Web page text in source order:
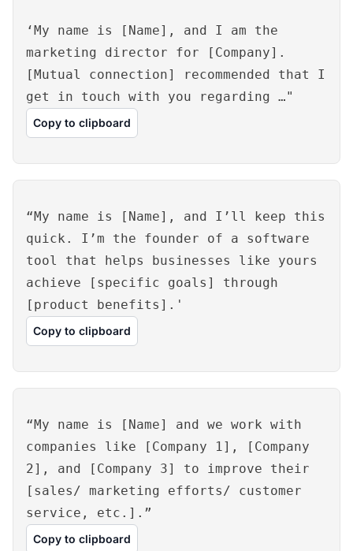
‘My name is [Name], and I am the
marketing director for [Company].
[Mutual connection] recommended that I
get in touch with you regarding …"
Copy to clipboard
“My name is [Name], and I’ll keep this
quick. I’m the founder of a software
tool that helps businesses like yours
achieve [specific goals] through
[product benefits].'
Copy to clipboard
“My name is [Name] and we work with
companies like [Company 1], [Company
2], and [Company 3] to improve their
[sales/ marketing efforts/ customer
service, etc.].”
Copy to clipboard